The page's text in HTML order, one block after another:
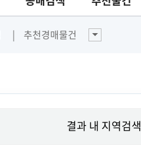
추천경매물건
결과 내 지역검색